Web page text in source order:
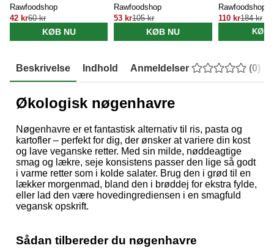
Rawfoodshop
42 kr60 kr
KØB NU
Rawfoodshop
53 kr105 kr
KØB NU
Rawfoodshop
110 kr184 kr
KØB
Beskrivelse Indhold Anmeldelser (0)
Økologisk nøgenhavre
Nøgenhavre er et fantastisk alternativ til ris, pasta og
kartofler – perfekt for dig, der ønsker at variere din kost
og lave veganske retter. Med sin milde, nøddeagtige
smag og lækre, seje konsistens passer den lige så godt
i varme retter som i kolde salater. Brug den i grød til en
lækker morgenmad, bland den i brøddej for ekstra fylde,
eller lad den være hovedingrediensen i en smagfuld
vegansk opskrift.
Sådan tilbereder du nøgenhavre